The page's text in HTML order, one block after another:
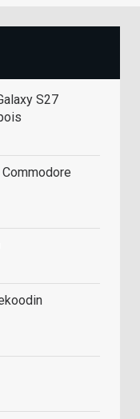
S27